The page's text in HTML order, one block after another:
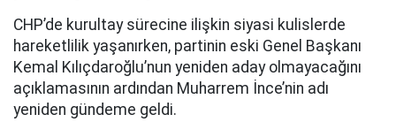
CHP’de kurultay sürecine ilişkin siyasi kulislerde
hareketlilik yaşanırken, partinin eski Genel Başkanı
Kemal Kılıçdaroğlu’nun yeniden aday olmayacağını
açıklamasının ardından Muharrem İnce’nin adı
yeniden gündeme geldi.